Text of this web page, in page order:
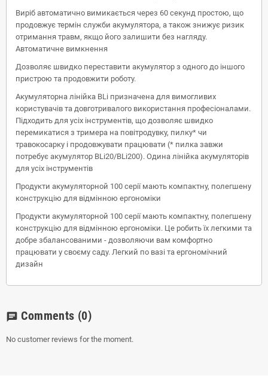
Виріб автоматично вимикається через 60 секунд простою, що
продовжує термін служби акумулятора, а також знижує ризик
отримання травм, якщо його залишити без нагляду.
Автоматичне вимкнення
Дозволяє швидко переставити акумулятор з одного до іншого
пристрою та продовжити роботу.
Акумуляторна лінійка BLi призначена для вимогливих
користувачів та довготривалого використання професіоналами.
Підходить для усіх інструментів, що дозволяє швидко
перемикатися з тримера на повітродувку, пилку* чи
травокосарку і продовжувати працювати (* пилка завжи
потребує акумулятор BLi20/BLi200). Одина лінійка акумуляторів
для усіх інструментів
Продукти акумуляторной 100 серії мають компактну, полегшену
конструкцію для відмінною ергономіки
Продукти акумуляторной 100 серії мають компактну, полегшену
конструкцію для відмінною ергономіки. Це робить їх легкими та
добре збалансованими - дозволяючи вам комфортно
працювати у своєму саду. Легкий по вазі та ергономічний
дизайн
chat Comments (0)
No customer reviews for the moment.